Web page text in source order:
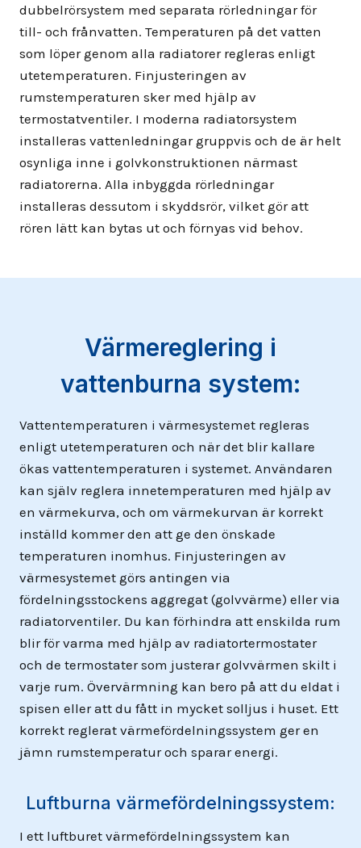
dubbelrörsystem med separata rörledningar för
till- och frånvatten. Temperaturen på det vatten
som löper genom alla radiatorer regleras enligt
utetemperaturen. Finjusteringen av
rumstemperaturen sker med hjälp av
termostatventiler. I moderna radiatorsystem
installeras vattenledningar gruppvis och de är helt
osynliga inne i golvkonstruktionen närmast
radiatorerna. Alla inbyggda rörledningar
installeras dessutom i skyddsrör, vilket gör att
rören lätt kan bytas ut och förnyas vid behov.
Värmereglering i
vattenburna system:
Vattentemperaturen i värmesystemet regleras
enligt utetemperaturen och när det blir kallare
ökas vattentemperaturen i systemet. Användaren
kan själv reglera innetemperaturen med hjälp av
en värmekurva, och om värmekurvan är korrekt
inställd kommer den att ge den önskade
temperaturen inomhus. Finjusteringen av
värmesystemet görs antingen via
fördelningsstockens aggregat (golvvärme) eller via
radiatorventiler. Du kan förhindra att enskilda rum
blir för varma med hjälp av radiatortermostater
och de termostater som justerar golvvärmen skilt i
varje rum. Övervärmning kan bero på att du eldat i
spisen eller att du fått in mycket solljus i huset. Ett
korrekt reglerat värmefördelningssystem ger en
jämn rumstemperatur och sparar energi.
Luftburna värmefördelningssystem:
I ett luftburet värmefördelningssystem kan